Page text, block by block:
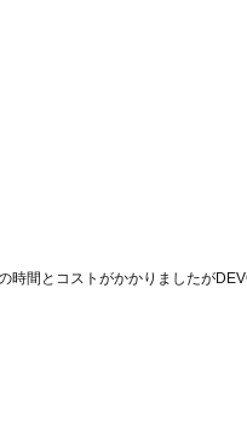
時間とコストがかかりましたが